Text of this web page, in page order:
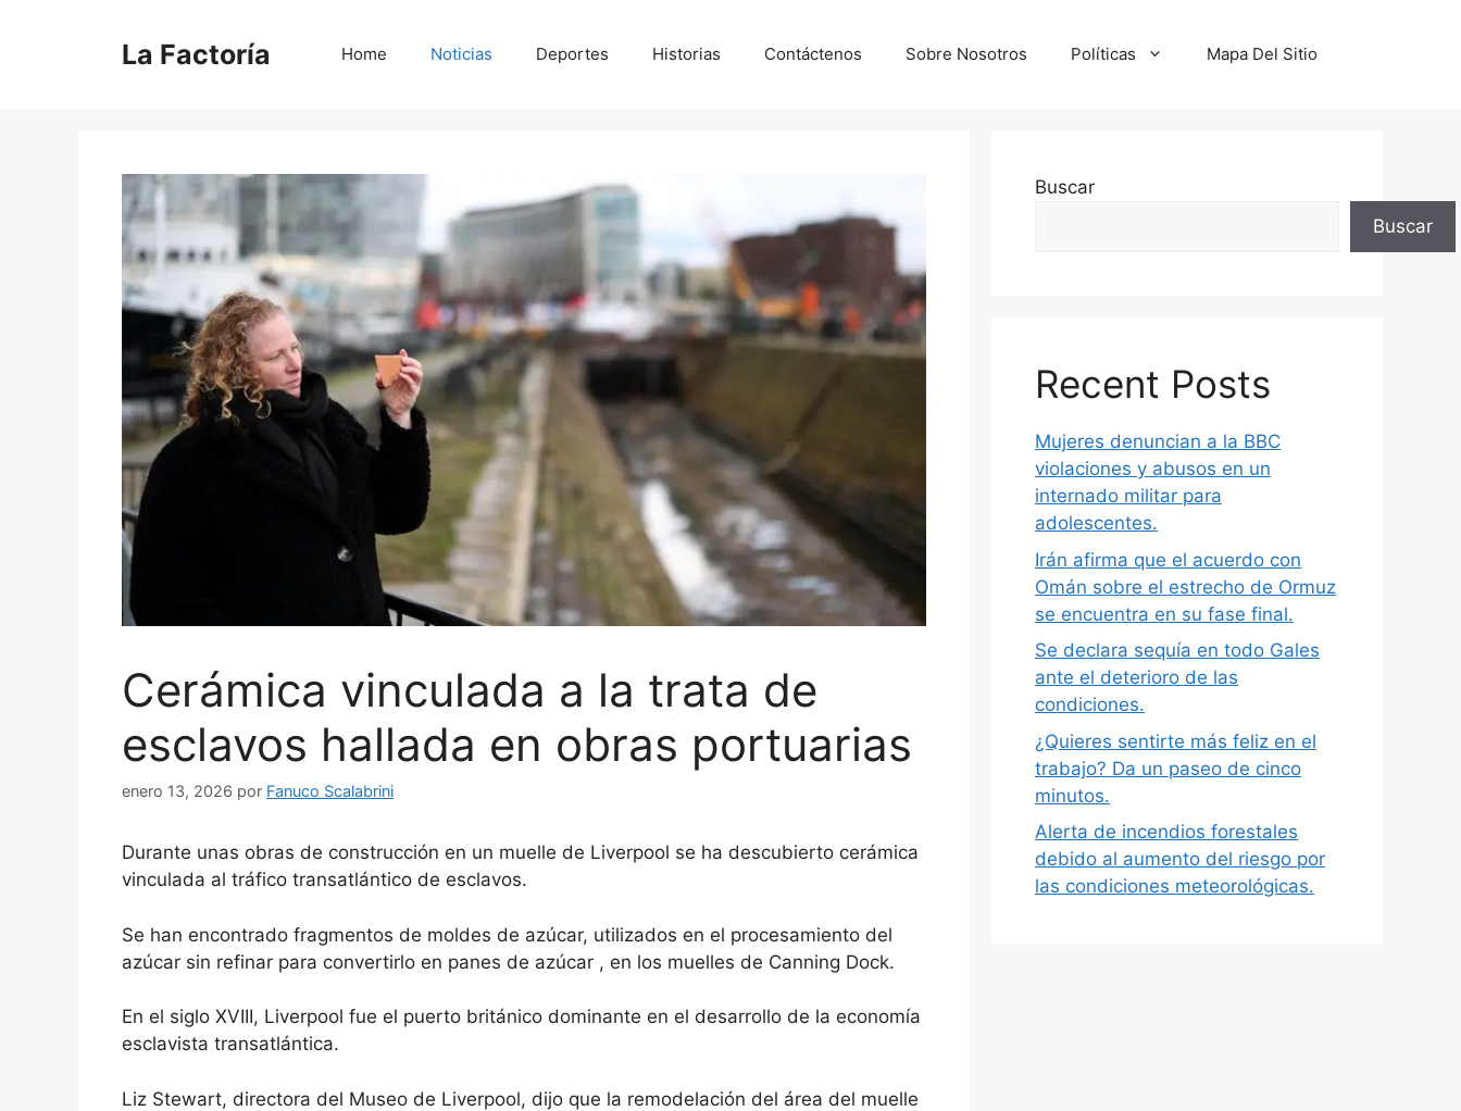
La Factoría Home Noticias Deportes Historias Contáctenos Sobre Nosotros Políticas Mapa Del Sitio
Cerámica vinculada a la trata de
esclavos hallada en obras portuarias
enero 13, 2026 por Fanuco Scalabrini
Durante unas obras de construcción en un muelle de Liverpool se ha descubierto cerámica
vinculada al tráfico transatlántico de esclavos.
Se han encontrado fragmentos de moldes de azúcar, utilizados en el procesamiento del
azúcar sin refinar para convertirlo en panes de azúcar , en los muelles de Canning Dock.
En el siglo XVIII, Liverpool fue el puerto británico dominante en el desarrollo de la economía
esclavista transatlántica.
Liz Stewart, directora del Museo de Liverpool, dijo que la remodelación del área del muelle
Buscar
Buscar
Recent Posts
Mujeres denuncian a la BBC
violaciones y abusos en un
internado militar para
adolescentes.
Irán afirma que el acuerdo con
Omán sobre el estrecho de Ormuz
se encuentra en su fase final.
Se declara sequía en todo Gales
ante el deterioro de las
condiciones.
¿Quieres sentirte más feliz en el
trabajo? Da un paseo de cinco
minutos.
Alerta de incendios forestales
debido al aumento del riesgo por
las condiciones meteorológicas.